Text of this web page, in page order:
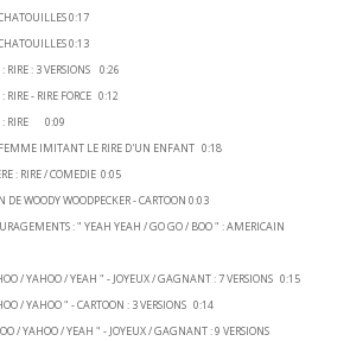
- CHATOUILLES 0:17
- CHATOUILLES 0:13
: RIRE : 3 VERSIONS 0:26
: RIRE - RIRE FORCE 0:12
: RIRE 0:09
- FEMME IMITANT LE RIRE D'UN ENFANT 0:18
: RIRE / COMEDIE 0:05
DE WOODY WOODPECKER - CARTOON 0:03
: " YEAH YEAH / GO GO / BOO " : AMERICAIN
/ YAHOO / YEAH " - JOYEUX / GAGNANT : 7 VERSIONS 0:15
/ YAHOO " - CARTOON : 3 VERSIONS 0:14
/ YEAH " - JOYEUX / GAGNANT : 9 VERSIONS